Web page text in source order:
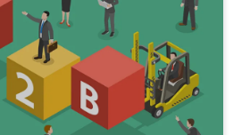
RPA ビジネスチャット